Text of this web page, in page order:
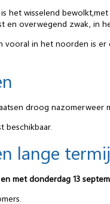
het wisselend
en overwegend zwak, in
in het noorden is er
droog nazomerweer
lange
met donderdag 13